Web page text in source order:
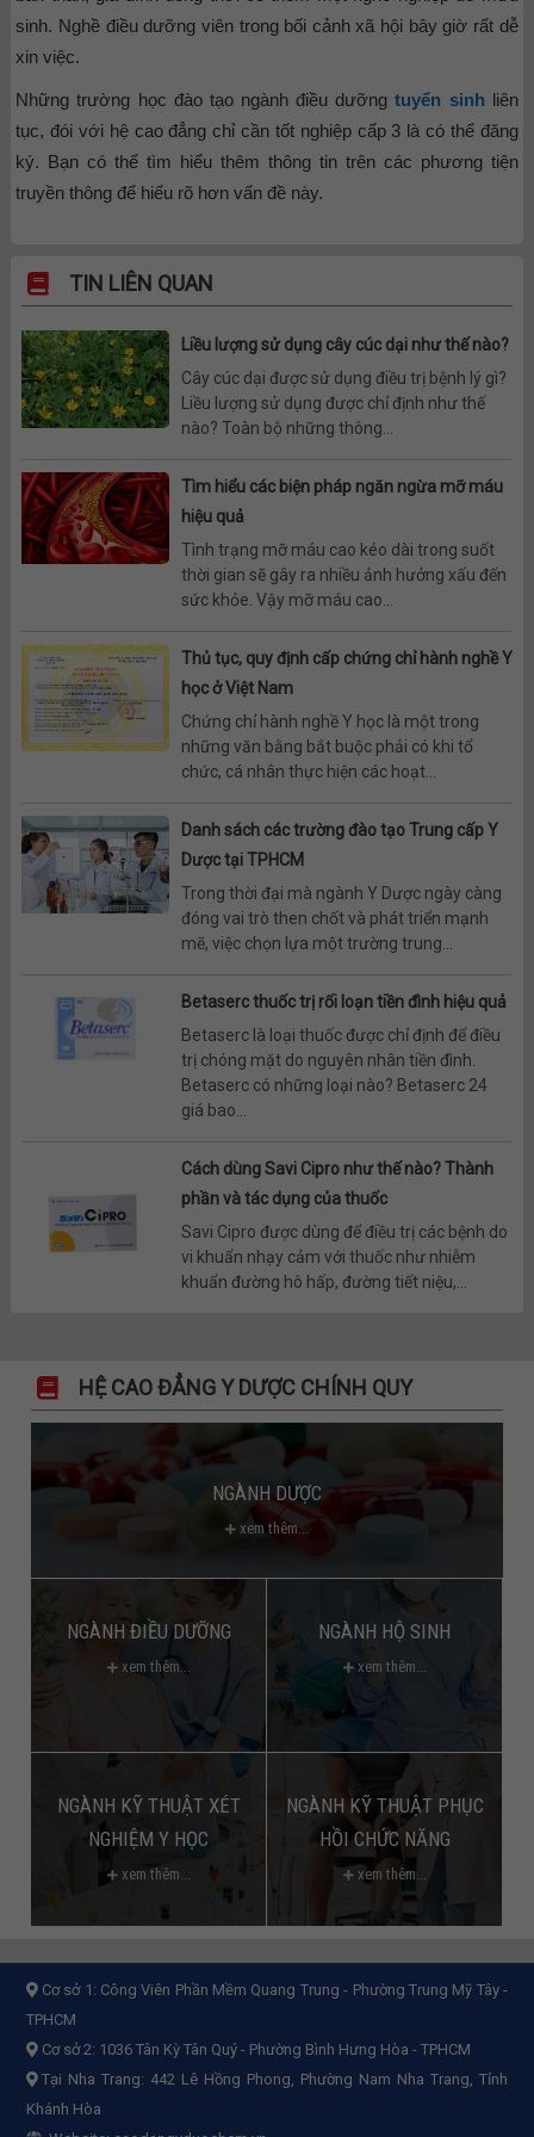
sinh. Nghề điều dưỡng viên trong bối cảnh xã hội bây giờ rất dễ
xin việc.
Những trường học đào tạo ngành điều dưỡngtuyển sinh liên
tục, đói với hệ cao đẳng chỉ cần tốt nghiệp cấp 3 là có thể đăng
ký. Bạn có thể tìm hiểu thêm thông tin trên các phương tiện
truyền thông để hiểu rõ hơn vấn đề này.
TIN LIÊN QUAN
Liều lượng sử dụng cây cúc dại như thế nào?
Cây cúc dại được sử dụng điều trị bệnh lý gì?
Liều lượng sử dụng được chỉ định như thế
nào? Toàn bộ những thông...
Tìm hiểu các biện pháp ngăn ngừa mỡ máu
hiệu quả
Tình trạng mỡ máu cao kéo dài trong suốt
thời gian sẽ gây ra nhiều ảnh hưởng xấu đến
sức khỏe. Vậy mỡ máu cao...
Thủ tục, quy định cấp chứng chỉ hành nghề Y
học ở Việt Nam
Chứng chỉ hành nghề Y học là một trong
những văn bằng bắt buộc phải có khi tổ
chức, cá nhân thực hiện các hoạt...
Danh sách các trường đào tạo Trung cấp Y
Dược tại TPHCM
Trong thời đại mà ngành Y Dược ngày càng
đóng vai trò then chốt và phát triển mạnh
mẽ, việc chọn lựa một trường trung...
Betaserc thuốc trị rối loạn tiền đình hiệu quả
Betaserc là loại thuốc được chỉ định để điều
trị chóng mặt do nguyên nhân tiền đình.
Betaserc có những loại nào? Betaserc 24
giá bao...
Cách dùng Savi Cipro như thế nào? Thành
phần và tác dụng của thuốc
Savi Cipro được dùng để điều trị các bệnh do
vi khuẩn nhạy cảm với thuốc như nhiễm
khuẩn đường hô hấp, đường tiết niệu,...
HỆ CAO ĐẲNG Y DƯỢC CHÍNH QUY
NGÀNH DƯỢC
xem thêm...
NGÀNH ĐIỀU DƯỠNG
xem thêm...
NGÀNH HỘ SINH
xem thêm...
NGÀNH KỸ THUẬT XÉT
NGHIỆM Y HỌC
xem thêm...
NGÀNH KỸ THUẬT PHỤC
HỒI CHỨC NĂNG
xem thêm...
Cơ sở 1: Công Viên Phần Mềm Quang Trung - Phường Trung Mỹ Tây -
TPHCM
Cơ sở 2: 1036 Tân Kỳ Tân Quý - Phường Bình Hưng Hòa - TPHCM
Tại Nha Trang: 442 Lê Hồng Phong, Phường Nam Nha Trang, Tỉnh
Khánh Hòa